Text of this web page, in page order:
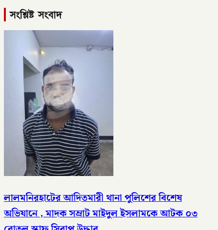
সংশ্লিষ্ট সংবাদ
লালমনিরহাটের আদিতমারী থানা পুলিশের বিশেষ
অভিযানে , মাদক সম্রাট মাইদুল ইসলামকে আটক ০৩